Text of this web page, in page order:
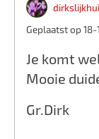
Geplaatst op 18-
Je komt
Mooie
Gr.Dirk